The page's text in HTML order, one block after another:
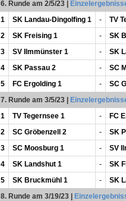
6. Runde am 2/5/23|
1
SK Landau-Dingolfing 1 -
TV
2
SK Freising 1 -
SK
3
SV Ilmmünster 1 -
SK
4
SK Passau 2 -
SC
5
FC Ergolding 1 -
SC
7. Runde am 3/5/23|
1
TV Tegernsee 1 -
FC
2
SC Gröbenzell 2 -
SK
3
SC Moosburg 1 -
SV
4
SK Landshut 1 -
SK
5
SK Bruckmühl 1 -
SK
8. Runde am 3/19/23|